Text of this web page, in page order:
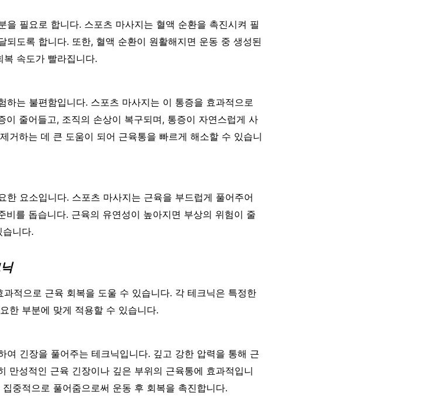
을 필요로 합니다. 스포츠 마사지는 혈액 순환을 촉진시켜 필
되도록 합니다. 또한, 혈액 순환이 원활해지면 운동 중 생성된
속도가 빨라집니다.
하는 불편함입니다. 스포츠 마사지는 이 통증을 효과적으로
이 줄어들고, 조직의 손상이 복구되며, 통증이 자연스럽게 사
거하는 데 큰 도움이 되어 근육통을 빠르게 해소할 수 있습니
한 요소입니다. 스포츠 마사지는 근육을 부드럽게 풀어주어
비를 돕습니다. 근육의 유연성이 높아지면 부상의 위험이 줄
니다.
적으로 근육 회복을 도울 수 있습니다. 각 테크닉은 특정한
한 부분에 맞게 적용할 수 있습니다.
여 긴장을 풀어주는 테크닉입니다. 깊고 강한 압력을 통해 근
만성적인 근육 긴장이나 깊은 부위의 근육통에 효과적입니
중적으로 풀어줌으로써 운동 후 회복을 촉진합니다.